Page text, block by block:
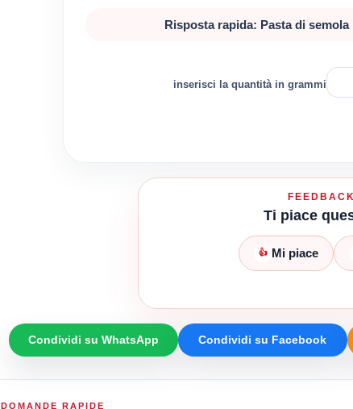
Risposta rapida: Pasta di
inserisci la quantità in grammi
Ti piace
👍 Mi piace
Condividi su WhatsApp Condividi su Facebook
DOMANDE RAPIDE